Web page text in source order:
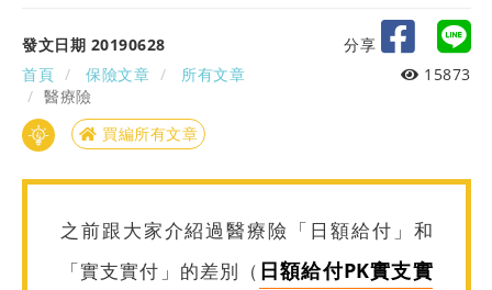
發文日期 20190628
分享
首頁
保險文章
所有文章
醫療險
15873
買編所有文章
之前跟大家介紹過醫療險「日額給付」和
「實支實付」的差別（ 日額給付PK實支實